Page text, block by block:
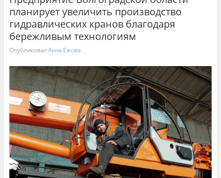
планирует увеличить производство
гидравлических кранов благодаря
бережливым технологиям
Опубликовал Анна Ежова